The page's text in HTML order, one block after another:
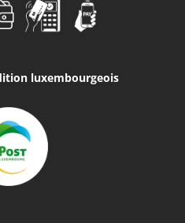
luxembourgeois